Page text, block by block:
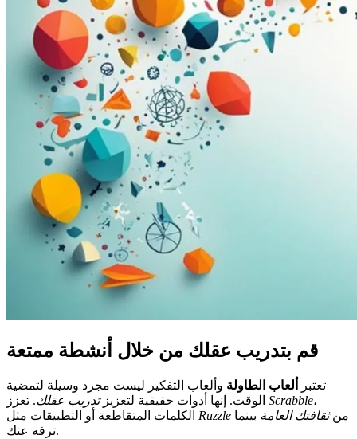
قم بتدريب عقلك من خلال أنشطة ممتعة
تعتبر ألعاب الطاولة وألعاب التفكير ليست مجرد وسيلة لتمضية
الوقت. إنها أدوات حقيقية لتعزيزتدريب عقلك Scrabble،
Ruzzle منثقافتك العامة بينما
ترفه عنك.